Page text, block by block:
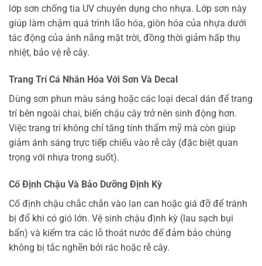
lớp sơn chống tia UV chuyên dụng cho nhựa. Lớp sơn này
giúp làm chậm quá trình lão hóa, giòn hóa của nhựa dưới
tác động của ánh nắng mặt trời, đồng thời giảm hấp thụ
nhiệt, bảo vệ rễ cây.
Trang Trí Cá Nhân Hóa Với Sơn Và Decal
Dùng sơn phun màu sáng hoặc các loại decal dán để trang
trí bên ngoài chai, biến chậu cây trở nên sinh động hơn.
Việc trang trí không chỉ tăng tính thẩm mỹ mà còn giúp
giảm ánh sáng trực tiếp chiếu vào rễ cây (đặc biệt quan
trọng với nhựa trong suốt).
Cố Định Chậu Và Bảo Dưỡng Định Kỳ
Cố định chậu chắc chắn vào lan can hoặc giá đỡ để tránh
bị đổ khi có gió lớn. Vệ sinh chậu định kỳ (lau sạch bụi
bẩn) và kiểm tra các lỗ thoát nước để đảm bảo chúng
không bị tắc nghẽn bởi rác hoặc rễ cây.